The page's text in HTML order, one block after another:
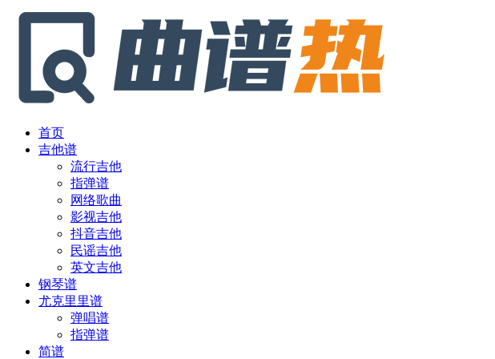
首页
吉他谱
流行吉他
指弹谱
网络歌曲
影视吉他
抖音吉他
民谣吉他
英文吉他
钢琴谱
尤克里里谱
弹唱谱
指弹谱
简谱